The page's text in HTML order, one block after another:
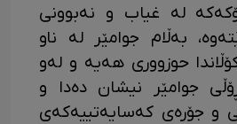
لە غیاب و نەبوونی
بەڵام جوامێر لە ناو
حوزووری هەیە و لەو
جوامێر نیشان دەدا و
و جۆرەی کەسایەتییەکەی